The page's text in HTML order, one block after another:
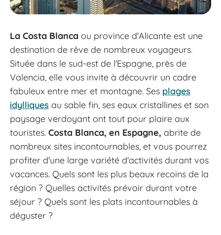
La Costa Blanca ou province d'Alicante est une
destination de rêve de nombreux voyageurs.
Située dans le sud-est de l'Espagne, près de
Valencia, elle vous invite à découvrir un cadre
fabuleux entre mer et montagne. Ses plages
idylliques au sable fin, ses eaux cristallines et son
paysage verdoyant ont tout pour plaire aux
touristes. Costa Blanca, en Espagne, abrite de
nombreux sites incontournables, et vous pourrez
profiter d'une large variété d'activités durant vos
vacances. Quels sont les plus beaux recoins de la
région ? Quelles activités prévoir durant votre
séjour ? Quels sont les plats incontournables à
déguster ?